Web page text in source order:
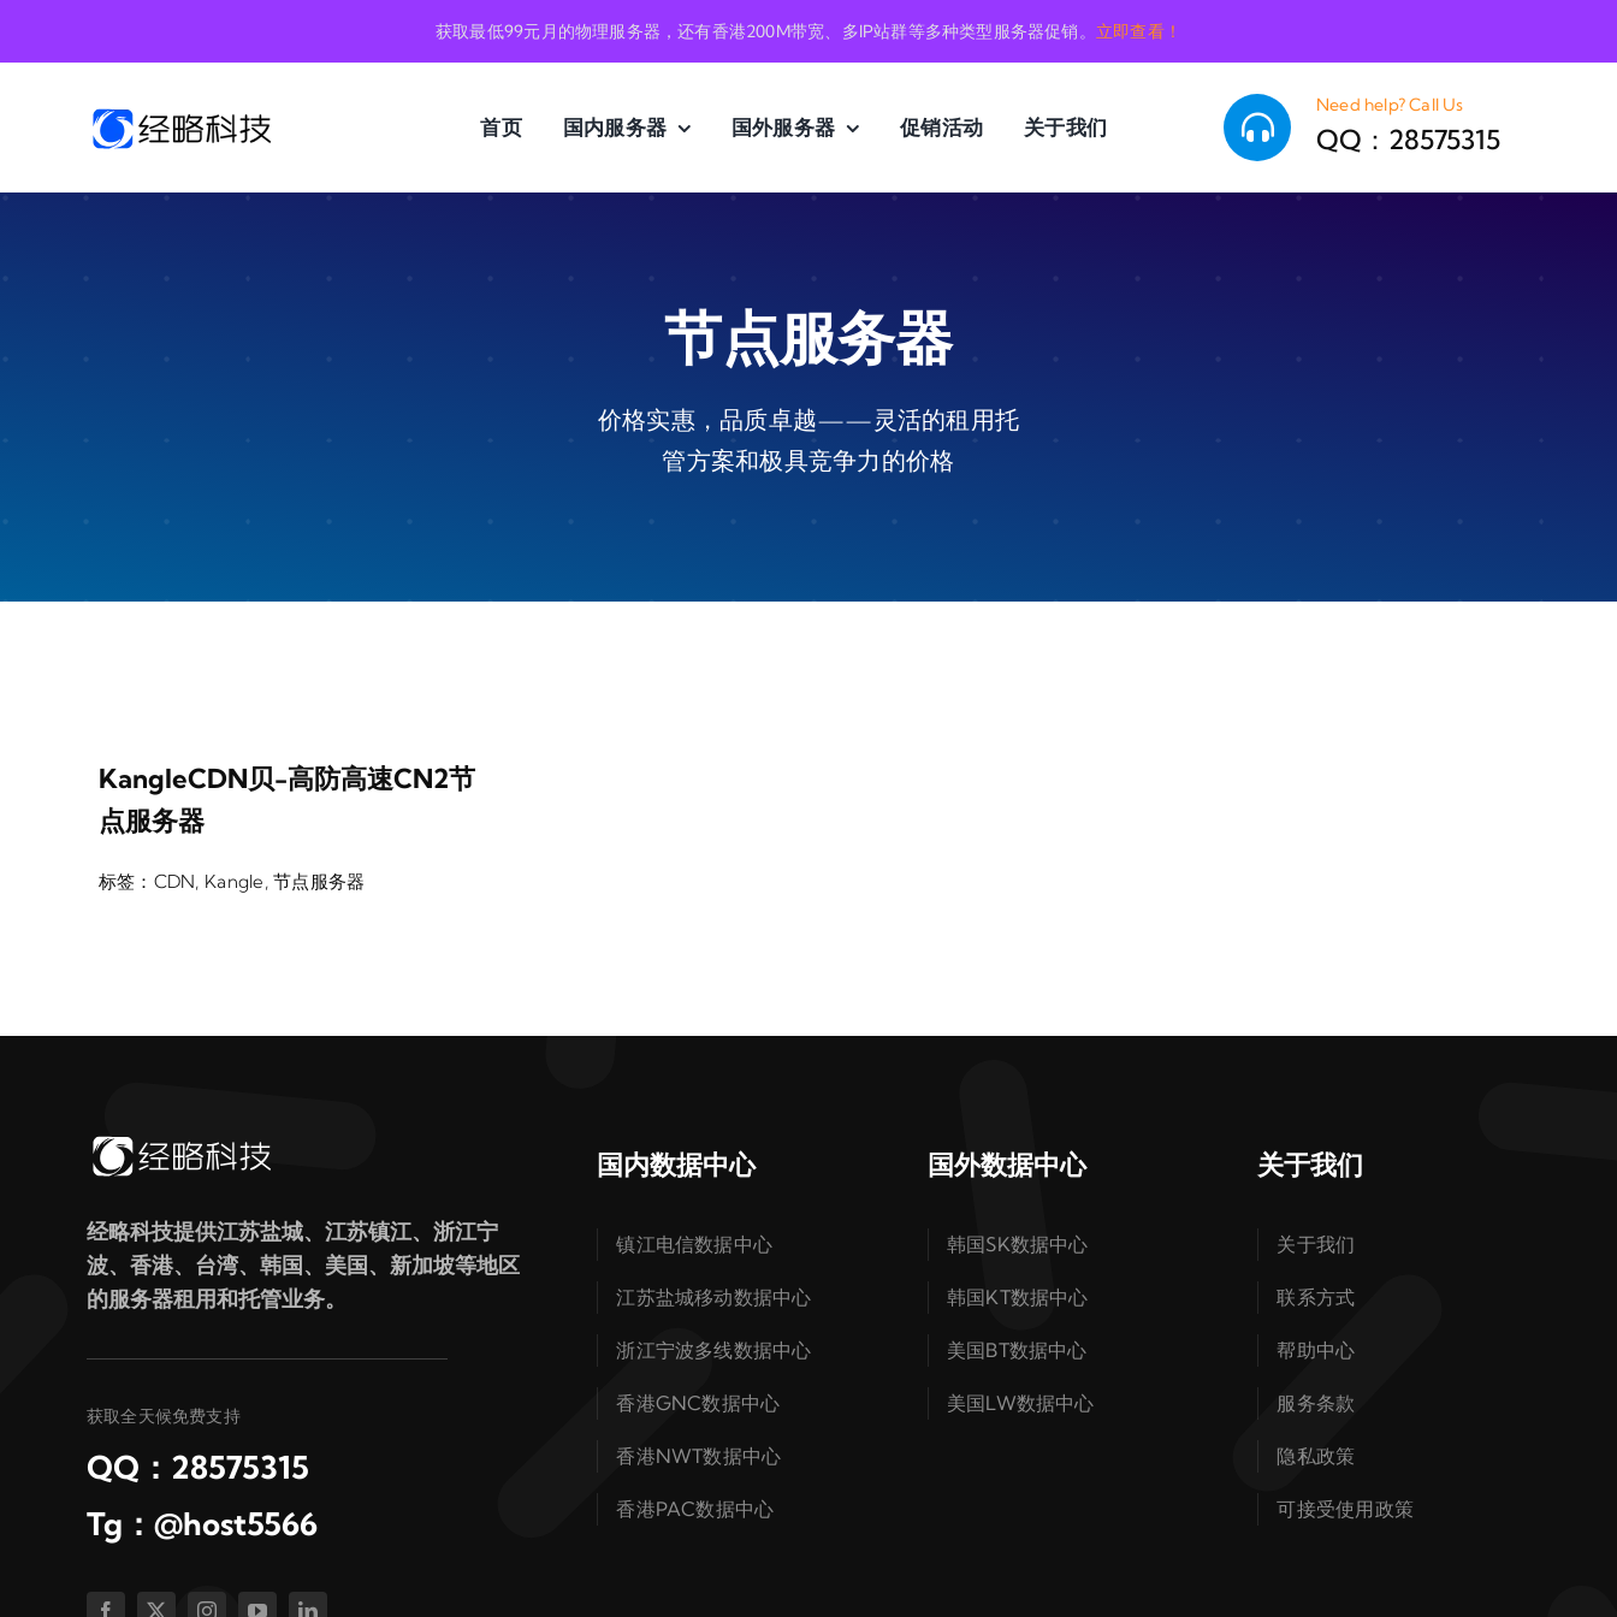
获取最低99元月的物理服务器，还有香港200M带宽、多IP站群等多种类型服务器促销。 立即查看！
首页 国内服务器 国外服务器 促销活动 关于我们
Need help? Call Us
QQ：28575315
节点服务器
价格实惠，品质卓越——灵活的租用托
管方案和极具竞争力的价格
KangleCDN贝-高防高速CN2节
点服务器
标签： CDN, Kangle,节点服务器
经略科技提供江苏盐城、江苏镇江、浙江宁
波、香港、台湾、韩国、美国、新加坡等地区
的服务器租用和托管业务。
获取全天候免费支持
QQ：28575315
Tg：@host5566
国内数据中心
镇江电信数据中心
江苏盐城移动数据中心
浙江宁波多线数据中心
香港GNC数据中心
香港NWT数据中心
香港PAC数据中心
国外数据中心
韩国SK数据中心
韩国KT数据中心
美国BT数据中心
美国LW数据中心
关于我们
关于我们
联系方式
帮助中心
服务条款
隐私政策
可接受使用政策